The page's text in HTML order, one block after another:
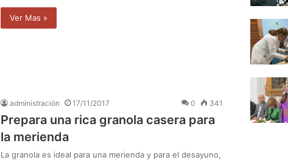
Ver Mas »
administración 17/11/2017 0 341
Prepara una rica granola casera para
la merienda
La granola es ideal para una merienda y para el desayuno,